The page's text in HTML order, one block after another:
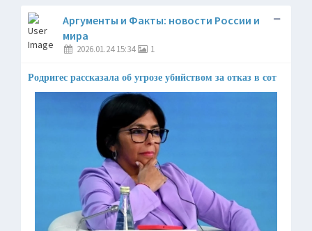
Аргументы и Факты: новости России и
мира
2026.01.24 15:34 1
Родригес рассказала об угрозе убийством за отказ в сот